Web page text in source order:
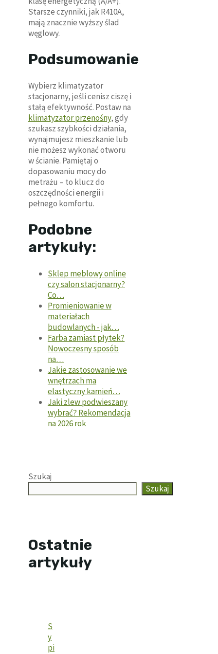
Starsze czynniki, jak R410A,
mają znacznie wyższy ślad
węglowy.
Podsumowanie
Wybierz klimatyzator
stacjonarny, jeśli cenisz ciszę i
stałą efektywność. Postaw na
klimatyzator przenośny, gdy
szukasz szybkości działania,
wynajmujesz mieszkanie lub
nie możesz wykonać otworu
w ścianie. Pamiętaj o
dopasowaniu mocy do
metrażu – to klucz do
oszczędności energii i
pełnego komfortu.
Podobne
artykuły:
Sklep meblowy online
czy salon stacjonarny?
Co…
Promieniowanie w
materiałach
budowlanych - jak…
Farba zamiast płytek?
Nowoczesny sposób
na…
Jakie zastosowanie we
wnętrzach ma
elastyczny kamień…
Jaki zlew podwieszany
wybrać? Rekomendacja
na 2026 rok
Szukaj
Szukaj
Ostatnie
artykuły
S
y
pi